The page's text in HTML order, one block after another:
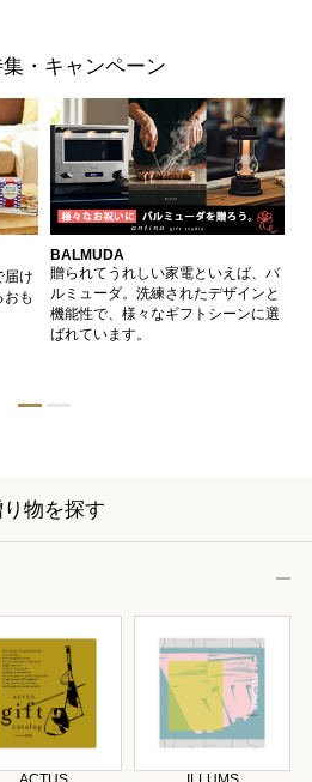
・キャンペーン
届け
も
BALMUDA
贈られてうれしい家電といえば、バ
ルミューダ。洗練されたデザインと
機能性で、様々なギフトシーンに選
ばれています。
り物を探す